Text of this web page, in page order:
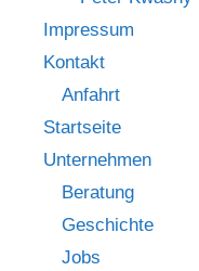
Impressum
Kontakt
Anfahrt
Startseite
Unternehmen
Beratung
Geschichte
Jobs